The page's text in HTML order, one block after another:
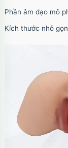
Phần âm đạo mô
Kích thước nhỏ